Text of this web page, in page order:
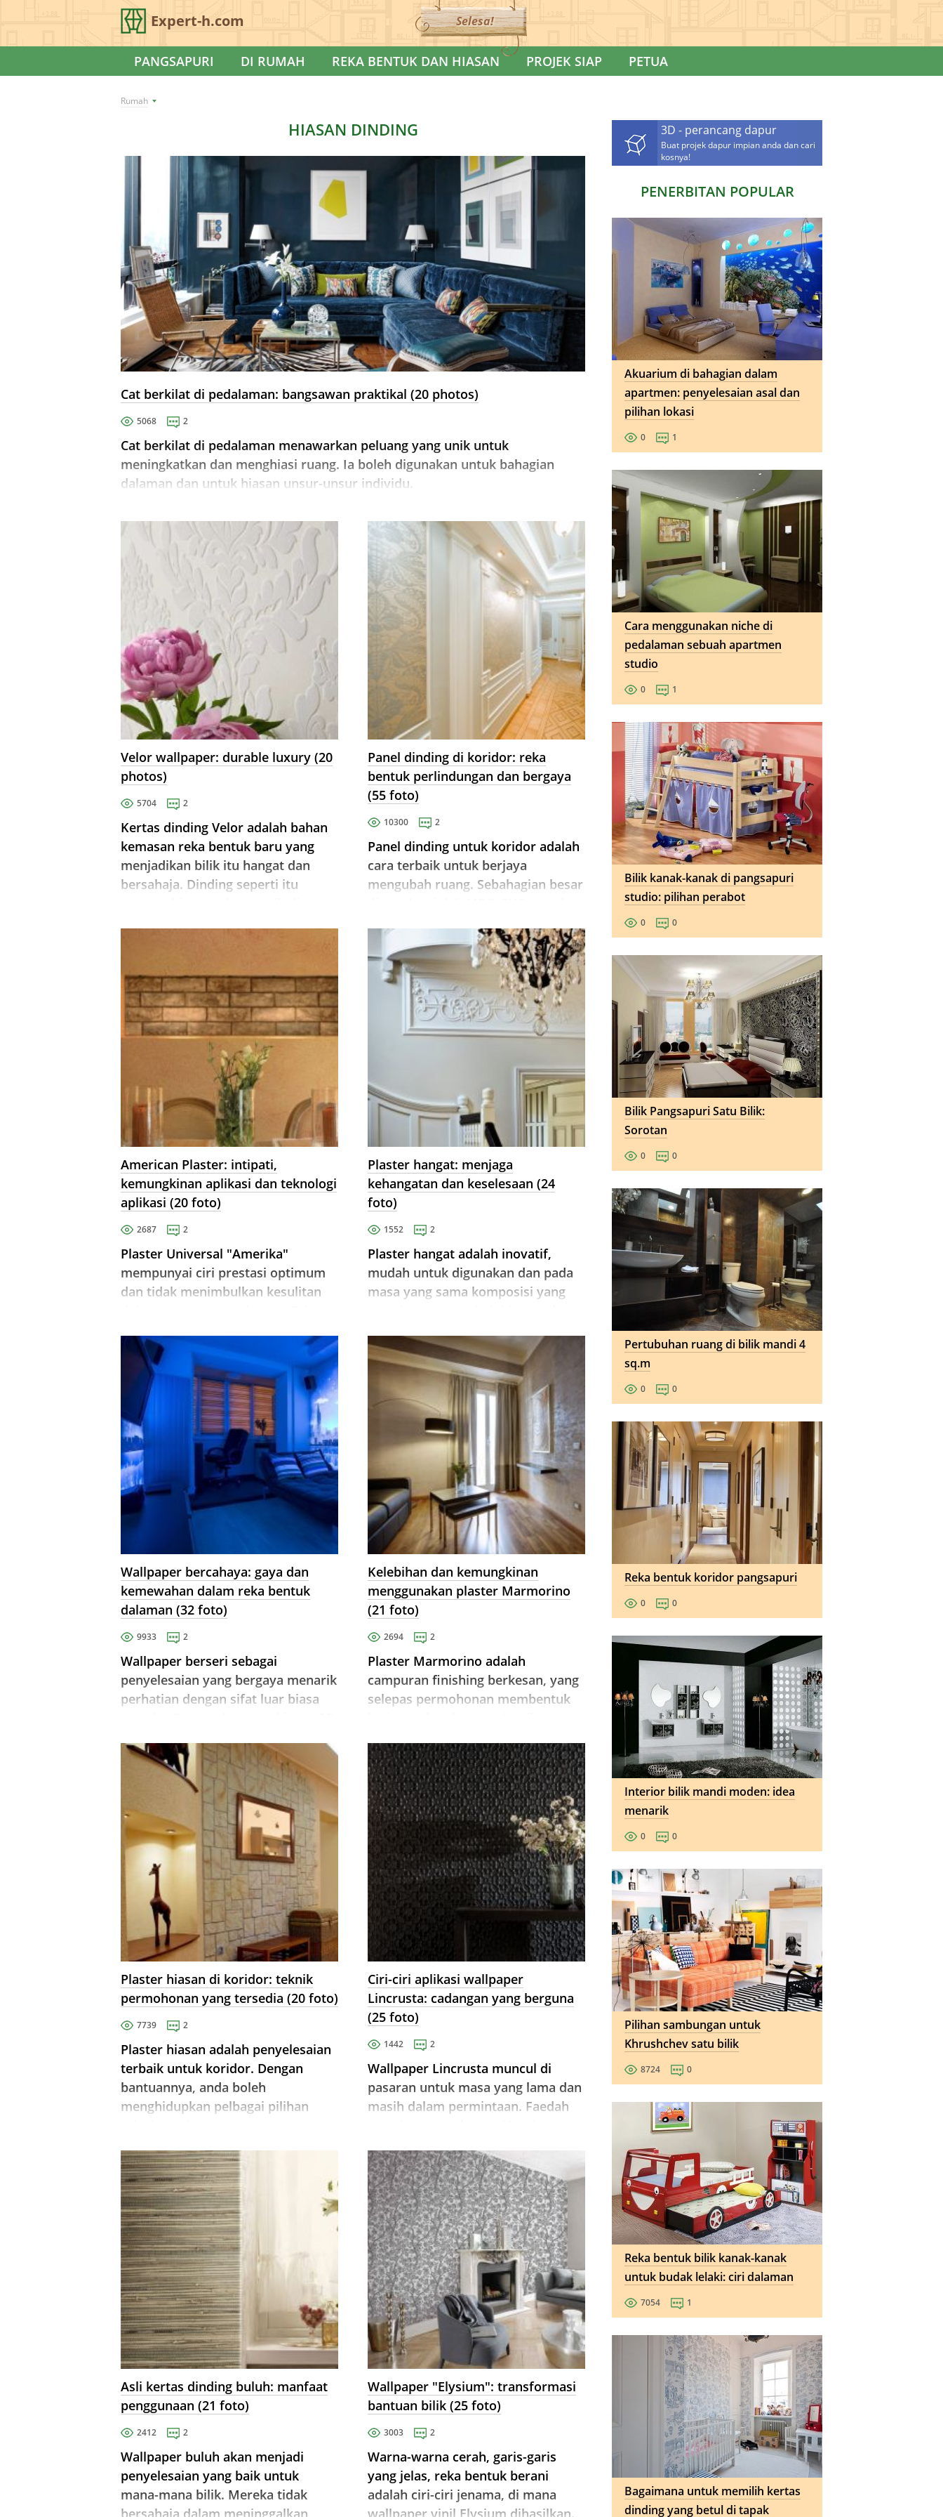
Expert-h.com Selesa!
PANGSAPURI DI RUMAH REKA BENTUK DAN HIASAN PROJEK SIAP PETUA
Rumah
HIASAN DINDING
Cat berkilat di pedalaman: bangsawan praktikal (20 photos)
5068 2
Cat berkilat di pedalaman menawarkan peluang yang unik untuk
meningkatkan dan menghiasi ruang. Ia boleh digunakan untuk bahagian
dalaman dan untuk hiasan unsur-unsur individu.
Velor wallpaper: durable luxury (20
photos)
5704 2
Kertas dinding Velor adalah bahan
kemasan reka bentuk baru yang
menjadikan bilik itu hangat dan
bersahaja. Dinding seperti itu
Panel dinding di koridor: reka
bentuk perlindungan dan bergaya
(55 foto)
10300 2
Panel dinding untuk koridor adalah
cara terbaik untuk berjaya
mengubah ruang. Sebahagian besar
American Plaster: intipati,
kemungkinan aplikasi dan teknologi
aplikasi (20 foto)
2687 2
Plaster Universal "Amerika"
mempunyai ciri prestasi optimum
dan tidak menimbulkan kesulitan
komposisi dan tujuan.
Plaster hangat: menjaga
kehangatan dan keselesaan (24
foto)
1552 2
Plaster hangat adalah inovatif,
mudah untuk digunakan dan pada
masa yang sama komposisi yang
daripada bahan sumber dengan
daya anda sendiri.
Wallpaper bercahaya: gaya dan
kemewahan dalam reka bentuk
dalaman (32 foto)
9933 2
Wallpaper berseri sebagai
penyelesaian yang bergaya menarik
perhatian dengan sifat luar biasa
mengubah rumah anda secara
radikal!
Kelebihan dan kemungkinan
menggunakan plaster Marmorino
(21 foto)
2694 2
Plaster Marmorino adalah
campuran finishing berkesan, yang
selepas permohonan membentuk
operasi yang mengagumkan.
Plaster hiasan di koridor: teknik
permohonan yang tersedia (20 foto)
7739 2
Plaster hiasan adalah penyelesaian
terbaik untuk koridor. Dengan
bantuannya, anda boleh
menghidupkan pelbagai pilihan
Ciri-ciri aplikasi wallpaper
Lincrusta: cadangan yang berguna
(25 foto)
1442 2
Wallpaper Lincrusta muncul di
pasaran untuk masa yang lama dan
masih dalam permintaan. Faedah
jenis bilik.
Asli kertas dinding buluh: manfaat
penggunaan (21 foto)
2412 2
Wallpaper buluh akan menjadi
penyelesaian yang baik untuk
mana-mana bilik. Mereka tidak
Wallpaper "Elysium": transformasi
bantuan bilik (25 foto)
3003 2
Warna-warna cerah, garis-garis
yang jelas, reka bentuk berani
adalah ciri-ciri jenama, di mana
3D - perancang dapur
Buat projek dapur impian anda dan cari
kosnya!
PENERBITAN POPULAR
Akuarium di bahagian dalam
apartmen: penyelesaian asal dan
pilihan lokasi
0 1
Cara menggunakan niche di
pedalaman sebuah apartmen
studio
0 1
Bilik kanak-kanak di pangsapuri
studio: pilihan perabot
0 0
Bilik Pangsapuri Satu Bilik:
Sorotan
0 0
Pertubuhan ruang di bilik mandi 4
sq.m
0 0
Reka bentuk koridor pangsapuri
0 0
Interior bilik mandi moden: idea
menarik
0 0
Pilihan sambungan untuk
Khrushchev satu bilik
8724 0
Reka bentuk bilik kanak-kanak
untuk budak lelaki: ciri dalaman
7054 1
Bagaimana untuk memilih kertas
dinding yang betul di tapak